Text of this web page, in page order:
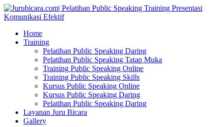
Home
Training
Pelatihan Public Speaking Daring
Pelatihan Public Speaking Tatap Muka
Training Public Speaking Online
Training Public Speaking Skills
Kursus Public Speaking Online
Kursus Public Speaking Daring
Pelatihan Public Speaking Daring
Layanan Juru Bicara
Gallery